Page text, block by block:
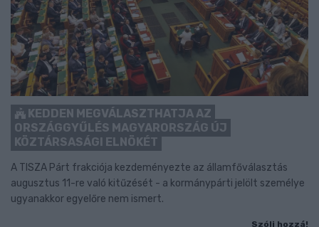
KEDDEN MEGVÁLASZTHATJA AZ
ORSZÁGGYŰLÉS MAGYARORSZÁG ÚJ
KÖZTÁRSASÁGI ELNÖKÉT
A TISZA Párt frakciója kezdeményezte az államfőválasztás
augusztus 11-re való kitűzését - a kormánypárti jelölt személye
ugyanakkor egyelőre nem ismert.
Szólj hozzá!